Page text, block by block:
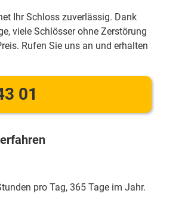
Ihr Schloss zuverlässig. Dank
viele Schlösser ohne Zerstörung
Rufen Sie uns an und erhalten
01
pro Tag, 365 Tage im Jahr.